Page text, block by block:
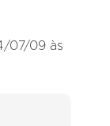
07/09 às